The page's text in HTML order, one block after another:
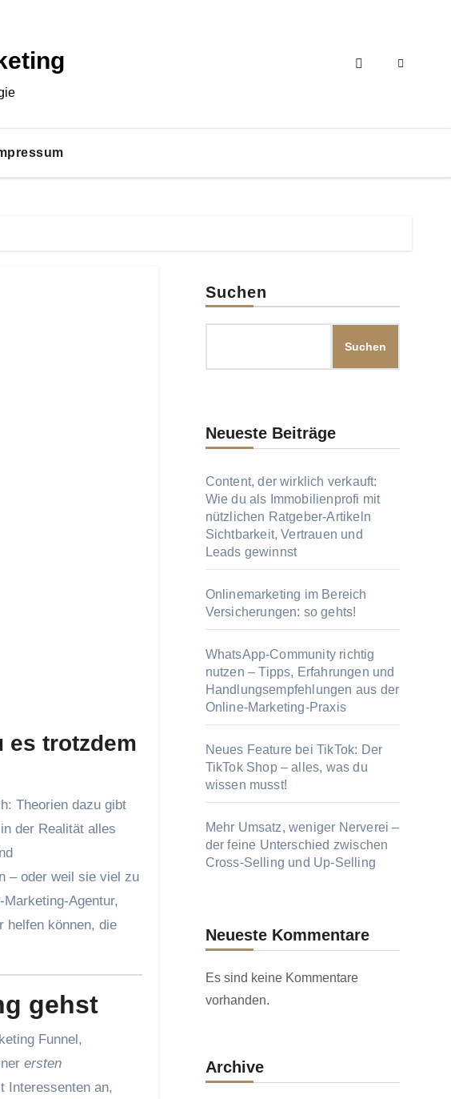
es trotzdem
der Realität alles
– oder weil sie viel zu
Agentur,
helfen können, die
gehst
Funnel,
ersten
Interessenten an,
Suchen
Suchen
Neueste Beiträge
Content, der wirklich verkauft:
Wie du als Immobilienprofi mit
nützlichen Ratgeber-Artikeln
Sichtbarkeit, Vertrauen und
Leads gewinnst
Onlinemarketing im Bereich
Versicherungen: so gehts!
WhatsApp-Community richtig
nutzen – Tipps, Erfahrungen und
Handlungsempfehlungen aus der
Online-Marketing-Praxis
Neues Feature bei TikTok: Der
TikTok Shop – alles, was du
wissen musst!
Mehr Umsatz, weniger Nerverei –
der feine Unterschied zwischen
Cross-Selling und Up-Selling
Neueste Kommentare
Es sind keine Kommentare
vorhanden.
Archive